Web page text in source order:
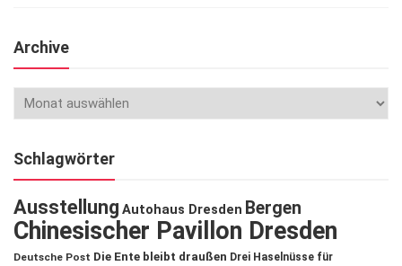
Archive
Schlagwörter
Ausstellung Autohaus Dresden Bergen
Chinesischer Pavillon Dresden
Deutsche Post Die Ente bleibt draußen Drei Haselnüsse für